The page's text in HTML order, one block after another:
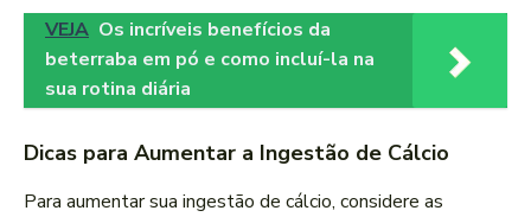
VEJA Os incríveis benefícios da
beterraba em pó e como incluí-la na
sua rotina diária
Dicas para Aumentar a Ingestão de Cálcio
Para aumentar sua ingestão de cálcio, considere as